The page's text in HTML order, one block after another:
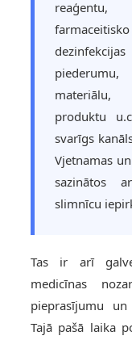
reaģentu,
materiālu,
produktu
svarīgs
Vjetnamas
sazinātos
slimnīcu
Tas ir arī
medicīnas
pieprasījumu
Tajā pašā laika